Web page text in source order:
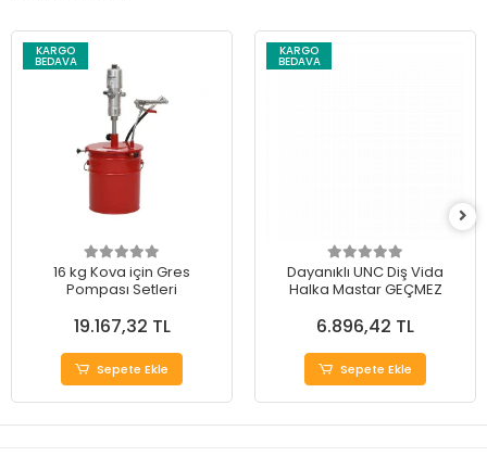
KARGO
BEDAVA
16 kg Kova için Gres
Pompası Setleri
19.167,32 TL
Sepete Ekle
KARGO
BEDAVA
Dayanıklı UNC Diş Vida
Halka Mastar GEÇMEZ
6.896,42 TL
Sepete Ekle